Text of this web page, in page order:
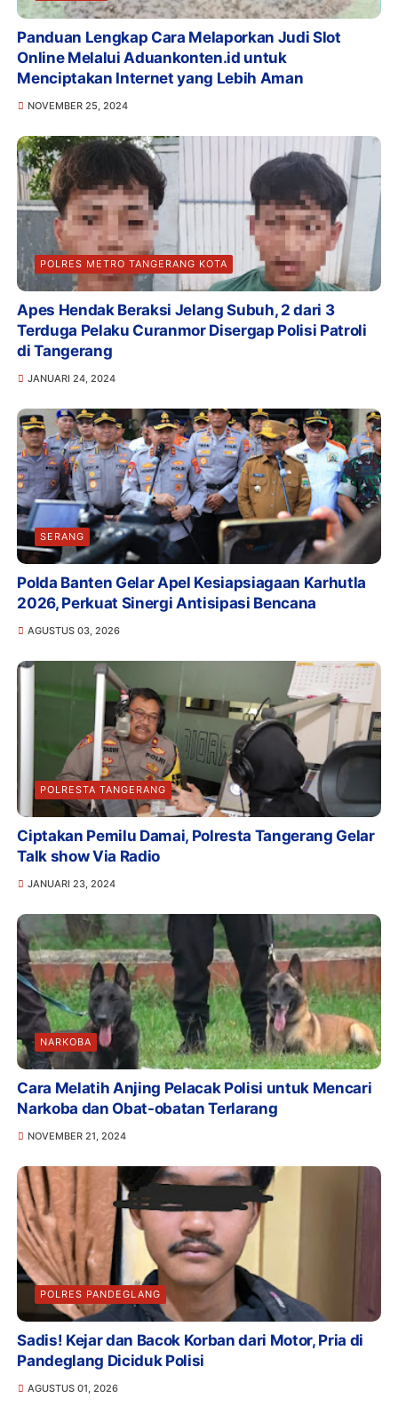
Panduan Lengkap Cara Melaporkan Judi Slot
Online Melalui Aduankonten.id untuk
Menciptakan Internet yang Lebih Aman
NOVEMBER 25, 2024
POLRES METRO TANGERANG KOTA
Apes Hendak Beraksi Jelang Subuh, 2 dari 3
Terduga Pelaku Curanmor Disergap Polisi Patroli
di Tangerang
JANUARI 24, 2024
SERANG
Polda Banten Gelar Apel Kesiapsiagaan Karhutla
2026, Perkuat Sinergi Antisipasi Bencana
AGUSTUS 03, 2026
POLRESTA TANGERANG
Ciptakan Pemilu Damai, Polresta Tangerang Gelar
Talk show Via Radio
JANUARI 23, 2024
NARKOBA
Cara Melatih Anjing Pelacak Polisi untuk Mencari
Narkoba dan Obat-obatan Terlarang
NOVEMBER 21, 2024
POLRES PANDEGLANG
Sadis! Kejar dan Bacok Korban dari Motor, Pria di
Pandeglang Diciduk Polisi
AGUSTUS 01, 2026